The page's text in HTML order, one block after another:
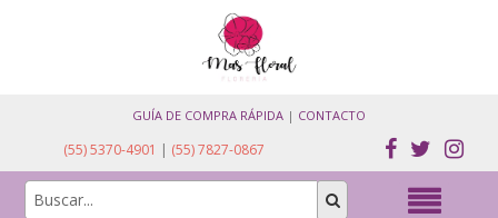
GUÍA DE COMPRA RÁPIDA | CONTACTO
(55) 5370-4901 | (55) 7827-0867